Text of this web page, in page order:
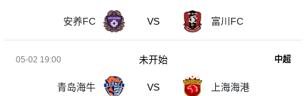
安养FC VS 富川FC
05-02 19:00 中超
青岛海牛 VS 上海海港
未开始